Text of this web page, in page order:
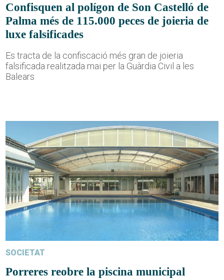
Confisquen al polígon de Son Castelló de
Palma més de 115.000 peces de joieria de
luxe falsificades
Es tracta de la confiscació més gran de joieria
falsificada realitzada mai per la Guàrdia Civil a les
Balears
SOCIETAT
Porreres reobre la piscina municipal